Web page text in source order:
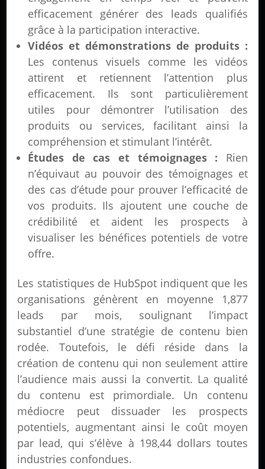
efficacement générer des leads qualifiés
grâce à la participation interactive.
Vidéos et démonstrations de produits :
Les contenus visuels comme les vidéos
attirent et retiennent l’attention plus
efficacement. Ils sont particulièrement
utiles pour démontrer l’utilisation des
produits ou services, facilitant ainsi la
compréhension et stimulant l’intérêt.
Études de cas et témoignages : Rien
n’équivaut au pouvoir des témoignages et
des cas d’étude pour prouver l’efficacité de
vos produits. Ils ajoutent une couche de
crédibilité et aident les prospects à
visualiser les bénéfices potentiels de votre
offre.
Les statistiques de HubSpot indiquent que les
organisations génèrent en moyenne 1,877
leads par mois, soulignant l’impact
substantiel d’une stratégie de contenu bien
rodée. Toutefois, le défi réside dans la
création de contenu qui non seulement attire
l’audience mais aussi la convertit. La qualité
du contenu est primordiale. Un contenu
médiocre peut dissuader les prospects
potentiels, augmentant ainsi le coût moyen
par lead, qui s’élève à 198,44 dollars toutes
industries confondues.